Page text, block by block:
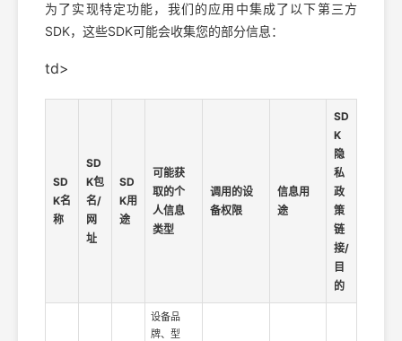
为了实现特定功能，我们的应用中集成了以下第三方
SDK，这些SDK可能会收集您的部分信息：
td>
SD
K名
称
SD
K包
名/
网
址
SD
K用
途
可能获
取的个
人信息
类型
调用的设
备权限
信息用
途
SD
K
隐
私
政
策
链
接/
目
的
设备品
牌、型